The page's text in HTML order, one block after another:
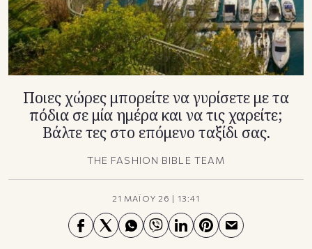
Ποιες χώρες μπορείτε να γυρίσετε με τα
πόδια σε μία ημέρα και να τις χαρείτε;
Βάλτε τες στο επόμενο ταξίδι σας.
THE FASHION BIBLE TEAM
21 ΜΑΪΟΥ 26 | 13:41